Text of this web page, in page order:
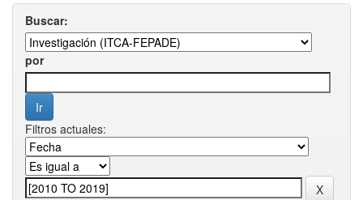
Buscar:
por
Filtros actuales: